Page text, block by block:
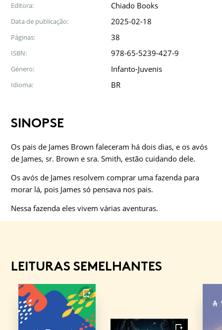
Editora: Chiado Books
Data de publicação: 2025-02-18
Páginas: 38
ISBN: 978-65-5239-427-9
Género: Infanto-Juvenis
Idioma: BR
SINOPSE
Os pais de James Brown faleceram há dois dias, e os avós
de James, sr. Brown e sra. Smith, estão cuidando dele.
Os avós de James resolvem comprar uma fazenda para
morar lá, pois James só pensava nos pais.
Nessa fazenda eles vivem várias aventuras.
LEITURAS SEMELHANTES
FAVORITO